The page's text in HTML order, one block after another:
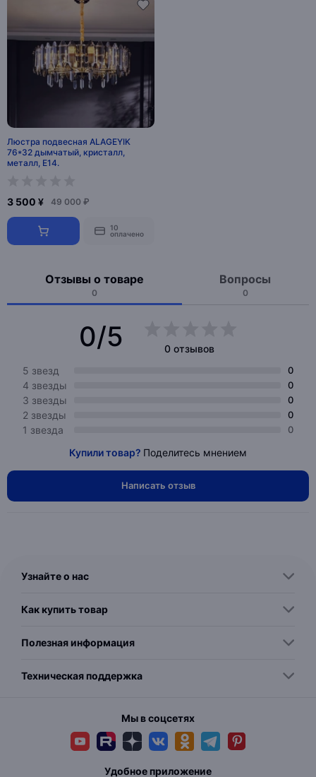
Люстра подвесная ALAGEYIK
76*32 дымчатый, кристалл,
металл, Е14.
3 500 ¥ 49 000 ₽
10
оплачено
Отзывы о товаре
0
Вопросы
0
0/5
0 отзывов
5 звезд
0
4 звезды 0
3 звезды 0
2 звезды 0
1 звезда 0
Купили товар? Поделитесь мнением
Написать отзыв
Узнайте о нас
Как купить товар
Полезная информация
Техническая поддержка
Мы в соцсетях
Удобное приложение